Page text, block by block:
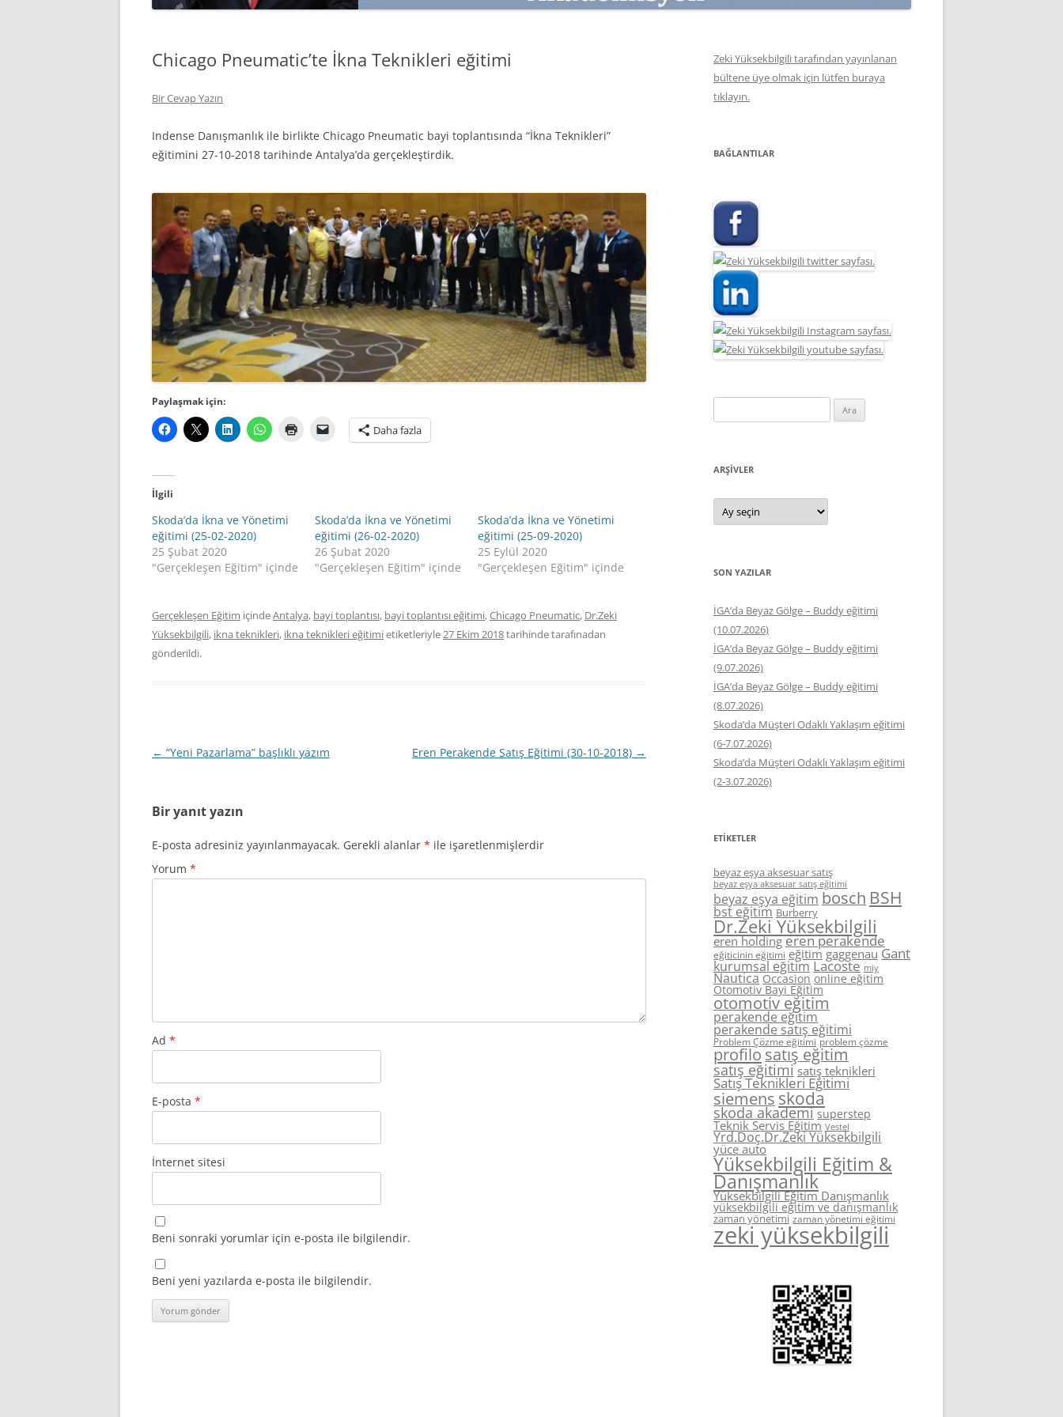
HIZLI MODA TÜKETICILERININ
PAZARLAMADA YENI USTALIK
PAZARLAMA TEMELLERI
PAZARLAMA MUCIZE DEĞILDIR
PAZARLAMA CANAVARI
SATMAK
Chicago Pneumatic’te İkna Teknikleri eğitimi
Bir Cevap Yazın
Indense Danışmanlık ile birlikte Chicago Pneumatic bayi toplantısında “İkna Teknikleri”
eğitimini 27-10-2018 tarihinde Antalya’da gerçekleştirdik.
Paylaşmak için:
Daha fazla
İlgili
Skoda’da İkna ve Yönetimi
eğitimi (25-02-2020)
25 Şubat 2020
"Gerçekleşen Eğitim" içinde
Skoda’da İkna ve Yönetimi
eğitimi (26-02-2020)
26 Şubat 2020
"Gerçekleşen Eğitim" içinde
Skoda’da İkna ve Yönetimi
eğitimi (25-09-2020)
25 Eylül 2020
"Gerçekleşen Eğitim" içinde
Gerçekleşen Eğitim içindeAntalya, bayi toplantısı, bayi toplantısı eğitimi,Chicago Pneumatic, Dr.Zeki
Yüksekbilgili, ikna teknikleri, ikna teknikleri eğitimietiketleriyle27 Ekim 2018tarihindetarafınadan
gönderildi.
Yazı
← “Yeni Pazarlama” başlıklı yazım Eren Perakende Satış Eğitimi (30-10-2018) →
Bir yanıt yazın
E-posta adresiniz yayınlanmayacak. Gerekli alanlar * ile işaretlenmişlerdir
Yorum *
Ad *
E-posta *
İnternet sitesi
Beni sonraki yorumlar için e-posta ile bilgilendir.
Beni yeni yazılarda e-posta ile bilgilendir.
Zeki Yüksekbilgili tarafından yayınlanan
bültene üye olmak için lütfen buraya
tıklayın.
BAĞLANTILAR
ARŞIVLER
Arşivler
SON YAZILAR
İGA’da Beyaz Gölge – Buddy eğitimi
(10.07.2026)
İGA’da Beyaz Gölge – Buddy eğitimi
(9.07.2026)
İGA’da Beyaz Gölge – Buddy eğitimi
(8.07.2026)
Skoda’da Müşteri Odaklı Yaklaşım eğitimi
(6-7.07.2026)
Skoda’da Müşteri Odaklı Yaklaşım eğitimi
(2-3.07.2026)
ETIKETLER
beyaz eşya aksesuar satış
beyaz eşya aksesuar satış eğitimi
beyaz eşya eğitim bosch BSH
bst eğitim Burberry
Dr.Zeki Yüksekbilgili
eren holding eren perakende
eğiticinin eğitimi eğitim gaggenau Gant
kurumsal eğitim Lacoste miy
Nautica Occasion online eğitim
Otomotiv Bayi Eğitim
otomotiv eğitim
perakende eğitim
perakende satış eğitimi
Problem Çözme eğitimi problem çözme
profilo satış eğitim
satış eğitimi satış teknikleri
Satış Teknikleri Eğitimi
siemens skoda
skoda akademi superstep
Teknik Servis Eğitim Vestel
Yrd.Doç.Dr.Zeki Yüksekbilgili
yüce auto
Yüksekbilgili Eğitim &
Danışmanlık
Yüksekbilgili Eğitim Danışmanlık
yüksekbilgili eğitim ve danışmanlık
zaman yönetimi zaman yönetimi eğitimi
zeki yüksekbilgili